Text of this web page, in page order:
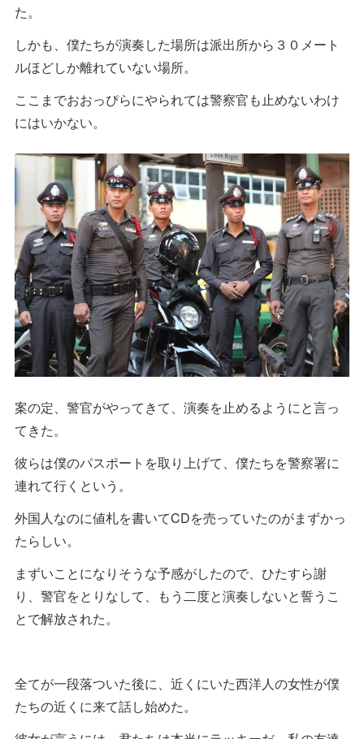
た。
しかも、僕たちが演奏した場所は派出所から３０メート
ルほどしか離れていない場所。
ここまでおおっぴらにやられては警察官も止めないわけ
にはいかない。
案の定、警官がやってきて、演奏を止めるようにと言っ
てきた。
彼らは僕のパスポートを取り上げて、僕たちを警察署に
連れて行くという。
外国人なのに値札を書いてCDを売っていたのがまずかっ
たらしい。
まずいことになりそうな予感がしたので、ひたすら謝
り、警官をとりなして、もう二度と演奏しないと誓うこ
とで解放された。
全てが一段落ついた後に、近くにいた西洋人の女性が僕
たちの近くに来て話し始めた。